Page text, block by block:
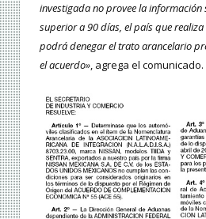
investigada no provee la
superior a 90 días, el país que
podrá denegar el trato arancelario
el acuerdo», agrega el comunicado.